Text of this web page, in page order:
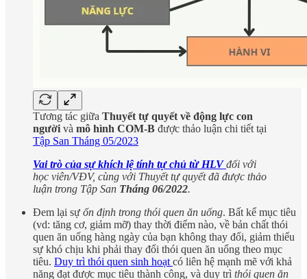
Tương tác giữa Thuyết tự quyết về động lực con
người và mô hình COM-B được thảo luận chi tiết tại
Tập San Tháng 05/2023
Vai trò của sự khích lệ tính tự chủ từ HLV đối với
học viên/VĐV, cùng với Thuyết tự quyết đã được thảo
luận trong Tập San Tháng 06/2022.
Đem lại sự ổn định trong thói quen ăn uống. Bất kể mục tiêu
(vd: tăng cơ, giảm mỡ) thay thời điểm nào, về bản chất thói
quen ăn uống hàng ngày của bạn không thay đổi, giảm thiểu
sự khó chịu khi phải thay đổi thói quen ăn uống theo mục
tiêu. Duy trì thói quen sinh hoạt có liên hệ mạnh mẽ với khả
năng đạt được mục tiêu thành công, và duy trì thói quen ăn